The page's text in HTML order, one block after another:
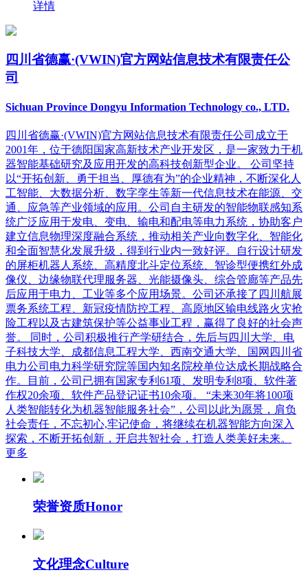
详情
四川省德赢·(VWIN)官方网站信息技术有限责任公
司
Sichuan Province Dongyu Information Technology co., LTD.
四川省德赢·(VWIN)官方网站信息技术有限责任公司成立于
2001年，位于德阳国家高新技术产业开发区，是一家致力于机
器智能基础研究及应用开发的高科技创新型企业。 公司坚持
以“开拓创新、勇于担当、厚德有为”的企业精神，不断深化人
工智能、大数据分析、数字孪生等新一代信息技术在能源、交
通、应急等产业领域的应用。公司自主研发的智能物联感知系
统广泛应用于发电、变电、输电和配电等电力系统，协助客户
建立信息物理深度融合系统，推动相关产业向数字化、智能化
和全面智慧化发展升级，得到行业内一致好评。自行设计研发
的屏柜机器人系统、高精度北斗定位系统、智诊型便携红外成
像仪、边缘物联代理服务器、光能摄像头、综合管廊等产品先
后应用于电力、工业等多个应用场景。公司还承接了四川航展
票务系统工程、新冠疫情防控工程、高原地区输电线路火灾抢
险工程以及古建筑保护等公益事业工程，赢得了良好的社会声
誉。 同时，公司积极推行产学研结合，先后与四川大学、电
子科技大学、成都信息工程大学、西南交通大学、国网四川省
电力公司电力科学研究院等国内知名院校单位达成长期战略合
作。目前，公司已拥有国家专利61项、发明专利8项、软件著
作权20余项、软件产品登记证书10余项。 “未来30年将100项
人类智能转化为机器智能服务社会”，公司以此为愿景，肩负
社会责任，不忘初心,牢记使命，将继续在机器智能方向深入
探索，不断开拓创新，开启共智社会，打造人类美好未来。
更多
荣誉资质Honor
文化理念Culture